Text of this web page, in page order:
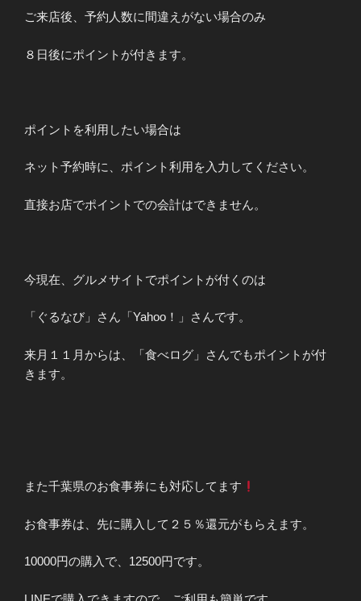
ご来店後、予約人数に間違えがない場合のみ
８日後にポイントが付きます。
ポイントを利用したい場合は
ネット予約時に、ポイント利用を入力してください。
直接お店でポイントでの会計はできません。
今現在、グルメサイトでポイントが付くのは
「ぐるなび」さん「Yahoo！」さんです。
来月１１月からは、「食べログ」さんでもポイントが付
きます。
また千葉県のお食事券にも対応してます
お食事券は、先に購入して２５％還元がもらえます。
10000円の購入で、12500円です。